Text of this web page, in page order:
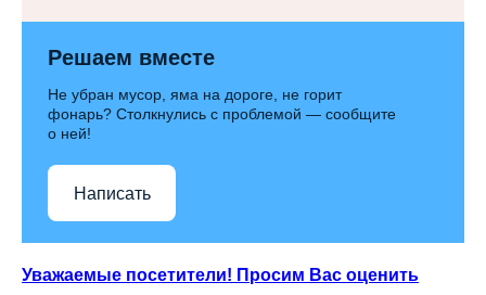
Решаем вместе
Не убран мусор, яма на дороге, не горит
фонарь? Столкнулись с проблемой — сообщите
о ней!
Написать
Уважаемые посетители! Просим Вас оценить